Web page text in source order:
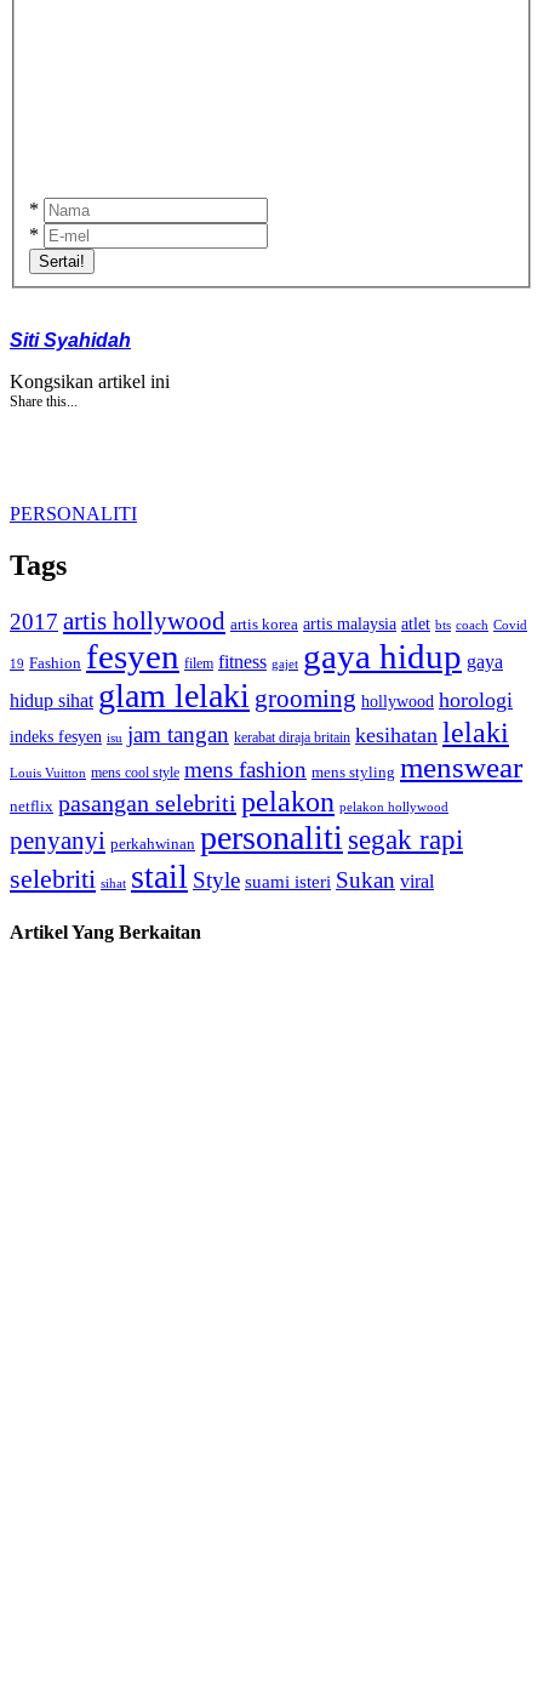
*
*
Sertai!
Siti Syahidah
Kongsikan artikel ini
Share this...
PERSONALITI
Tags
2017 artis hollywood artis korea artis malaysia atlet bts coach Covid
19 Fashion fesyen filem fitness gajet gaya hidup gaya
hidup sihat glam lelaki grooming hollywood horologi
indeks fesyen isu jam tangan kerabat diraja britain kesihatan lelaki
Louis Vuitton mens cool style mens fashion mens styling menswear
netflix pasangan selebriti pelakon pelakon hollywood
penyanyi perkahwinan personaliti segak rapi
selebriti sihat stail Style suami isteri Sukan viral
Artikel Yang Berkaitan